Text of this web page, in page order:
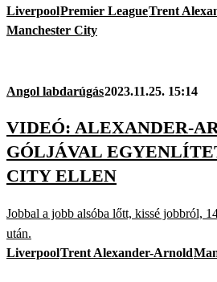
LiverpoolPremier LeagueTrent
Manchester City
Angol labdarúgás2023.11.25. 15:14
VIDEÓ: ALEXANDER-
GÓLJÁVAL
CITY ELLEN
Jobbal a jobb alsóba lőtt, kissé jobbról,
után.
LiverpoolTrent Alexander-Arnold